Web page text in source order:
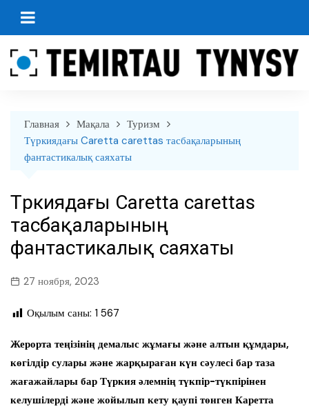
перейти
Главная Мақала
Туризм
Түркиядағы Caretta carettas тасбақаларының
фантастикалық саяхаты
Түркиядағы Caretta carettas
тасбақаларының
фантастикалық саяхаты
27 ноября, 2023
Оқылым саны: 1 567
Жерорта теңізінің демалыс жұмағы және алтын құмдары,
көгілдір сулары және жарқыраған күн сәулесі бар таза
жағажайлары бар Түркия әлемнің түкпір-түкпірінен
келушілерді және жойылып кету қаупі төнген Каретта